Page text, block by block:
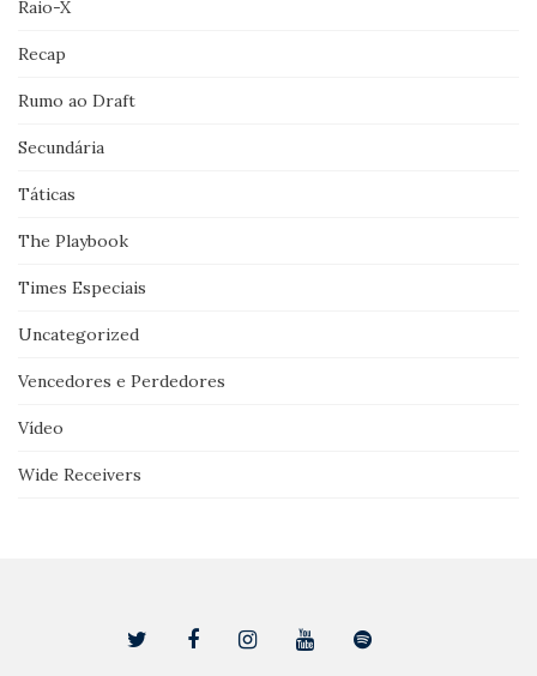
Raio-X
Recap
Rumo ao Draft
Secundária
Táticas
The Playbook
Times Especiais
Uncategorized
Vencedores e Perdedores
Vídeo
Wide Receivers